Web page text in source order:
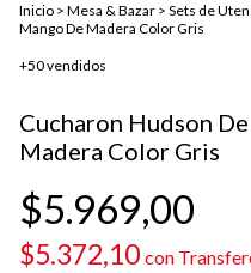
Inicio > Mesa & Bazar > Sets de
Mango De Madera Color Gris
+50 vendidos
Cucharon Hudson
Madera Color Gris
$5.969,00
$5.372,10 con